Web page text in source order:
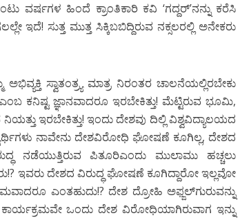
ವರ್ಷಗಳ ಹಿಂದೆ ಕ್ರಾಂತಿಕಾರಿ ಕವಿ ‘ಗದ್ದರ್‍’ನನ್ನು ಕರೆಸಿ
ಸುತ್ತ ಮುತ್ತ ಸಿಕ್ಕಿಬಬಿದ್ದಿರುವ ನಕ್ಸಲರಲ್ಲಿ ಅನೇಕರು
ಸ್ವಾತಂತ್ರ್ಯ ಮಾತ್ರ ನಿರಂತರ ಚಾಲನೆಯಲ್ಲಿರಬೇಕು
ಕನಿಷ್ಟ ಜ್ಞಾನವಾದರೂ ಇರಬೇಕಿತ್ತು! ಮೆಟ್ಟಿರುವ ಭೂಮಿ,
ಇರಬೇಕಿತ್ತು! ಇಂದು ದೇಶವು ದಿಲ್ಲಿ ವಿಶ್ವವಿದ್ಯಾಲಯದ
ನಾವೇನು ದೇಶವಿರೋಧಿ ಘೋಷಣೆ ಕೂಗಿಲ್ಲ, ದೇಶದ
ನಡೆಯುತ್ತಿರುವ ಪಿತೂರಿಎಂದು ಮುಲಾಮು ಹಚ್ಚಲು
ಇವರು ದೇಶದ ವಿರುದ್ಧ ಘೋಷಣೆ ಕೂಗಿದ್ದಾರೋ ಇಲ್ಲವೋ
ಎಂತಹುದು!? ದೇಶ ದ್ರೋಹಿ ಅಫ್ಜಲ್‍ಗುರುವನ್ನು
ಒಂದು ದೇಶ ವಿರೋಧಿಯಾಗಿರುವಾಗ ಇನ್ನು